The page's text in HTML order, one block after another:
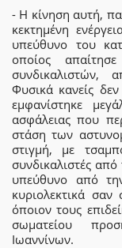
- Η κίνηση αυτή,
κεκτημένη
υπεύθυνο του
οποίος
συνδικαλιστών,
Φυσικά κανείς
εμφανίστηκε
ασφάλειας που
στάση των
στιγμή, με
συνδικαλιστές από
υπεύθυνο από
κυριολεκτικά
όποιον τους
σωματείου
Ιωαννίνων.